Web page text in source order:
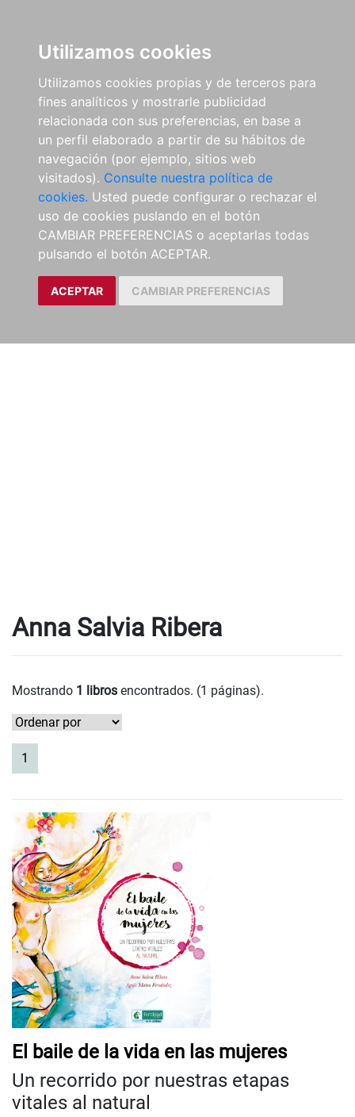
Utilizamos cookies
Utilizamos cookies propias y de terceros para
fines analíticos y mostrarle publicidad
relacionada con sus preferencias, en base a
un perfil elaborado a partir de su hábitos de
navegación (por ejemplo, sitios web
visitados). Consulte nuestra política de
cookies. Usted puede configurar o rechazar el
uso de cookies puslando en el botón
CAMBIAR PREFERENCIAS o aceptarlas todas
pulsando el botón ACEPTAR.
ACEPTAR CAMBIAR PREFERENCIAS
Anna Salvia Ribera
Mostrando 1 libros encontrados. (1 páginas).
1
El baile de la vida en las mujeres
Un recorrido por nuestras etapas
vitales al natural